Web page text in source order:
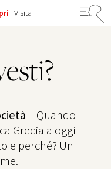
Visita
– Quando
Grecia a oggi
e perché? Un